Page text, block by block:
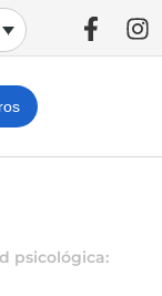
psicológica: